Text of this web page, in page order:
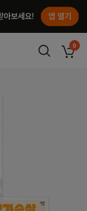
앱열기
컴 장바구
0